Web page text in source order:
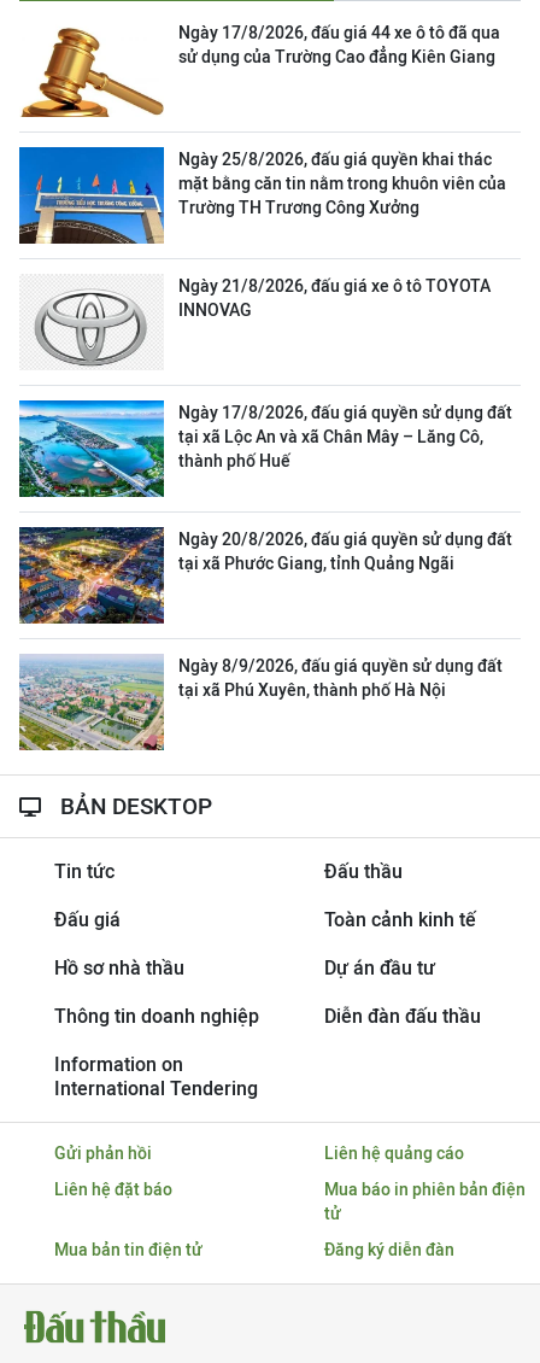
Ngày 17/8/2026, đấu giá 44 xe ô tô đã qua
sử dụng của Trường Cao đẳng Kiên Giang
Ngày 25/8/2026, đấu giá quyền khai thác
mặt bằng căn tin nằm trong khuôn viên của
Trường TH Trương Công Xưởng
Ngày 21/8/2026, đấu giá xe ô tô TOYOTA
INNOVAG
Ngày 17/8/2026, đấu giá quyền sử dụng đất
tại xã Lộc An và xã Chân Mây – Lăng Cô,
thành phố Huế
Ngày 20/8/2026, đấu giá quyền sử dụng đất
tại xã Phước Giang, tỉnh Quảng Ngãi
Ngày 8/9/2026, đấu giá quyền sử dụng đất
tại xã Phú Xuyên, thành phố Hà Nội
BẢN DESKTOP
Tin tức Đấu thầu
Đấu giá Toàn cảnh kinh tế
Hồ sơ nhà thầu Dự án đầu tư
Thông tin doanh nghiệp Diễn đàn đấu thầu
Information on
International Tendering
Gửi phản hồi
Liên hệ quảng cáo
Liên hệ đặt báo
Mua báo in phiên bản điện
tử
Mua bản tin điện tử
Đăng ký diễn đàn